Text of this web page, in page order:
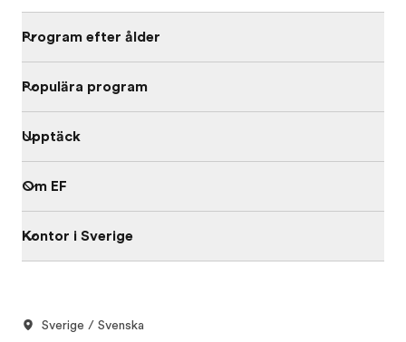
Program efter ålder
Populära program
Upptäck
Om EF
Kontor i Sverige
Sverige / Svenska